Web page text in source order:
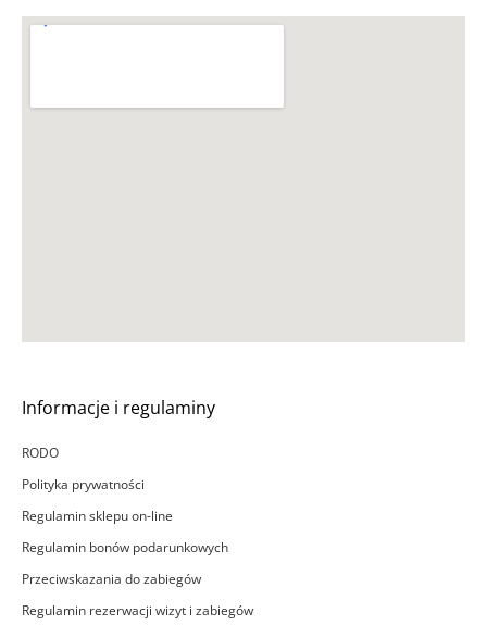
Informacje i regulaminy
RODO
Polityka prywatności
Regulamin sklepu on-line
Regulamin bonów podarunkowych
Przeciwskazania do zabiegów
Regulamin rezerwacji wizyt i zabiegów